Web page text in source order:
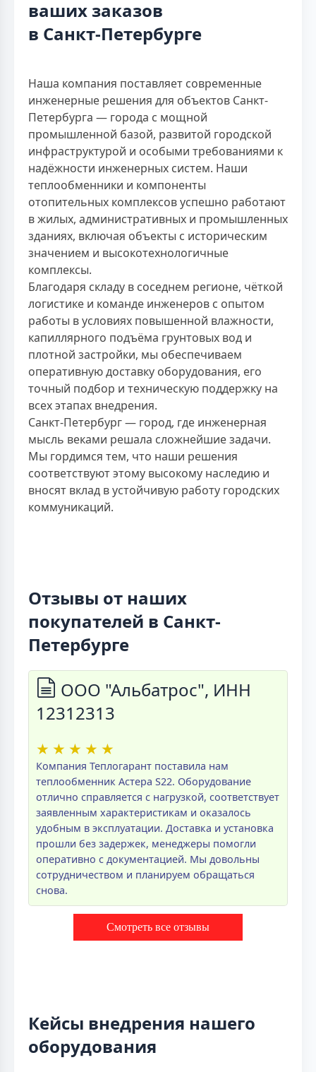
ваших заказов
в Санкт-Петербурге
Наша компания поставляет современные
инженерные решения для объектов Санкт-
Петербурга — города с мощной
промышленной базой, развитой городской
инфраструктурой и особыми требованиями к
надёжности инженерных систем. Наши
теплообменники и компоненты
отопительных комплексов успешно работают
в жилых, административных и промышленных
зданиях, включая объекты с историческим
значением и высокотехнологичные
комплексы.
Благодаря складу в соседнем регионе, чёткой
логистике и команде инженеров с опытом
работы в условиях повышенной влажности,
капиллярного подъёма грунтовых вод и
плотной застройки, мы обеспечиваем
оперативную доставку оборудования, его
точный подбор и техническую поддержку на
всех этапах внедрения.
Санкт-Петербург — город, где инженерная
мысль веками решала сложнейшие задачи.
Мы гордимся тем, что наши решения
соответствуют этому высокому наследию и
вносят вклад в устойчивую работу городских
коммуникаций.
Отзывы от наших
покупателей в Санкт-
Петербурге
ООО "Альбатрос", ИНН
12312313
★ ★ ★ ★ ★
Компания Теплогарант поставила нам
теплообменник Астера S22. Оборудование
отлично справляется с нагрузкой, соответствует
заявленным характеристикам и оказалось
удобным в эксплуатации. Доставка и установка
прошли без задержек, менеджеры помогли
оперативно с документацией. Мы довольны
сотрудничеством и планируем обращаться
снова.
Смотреть все отзывы
Кейсы внедрения нашего
оборудования